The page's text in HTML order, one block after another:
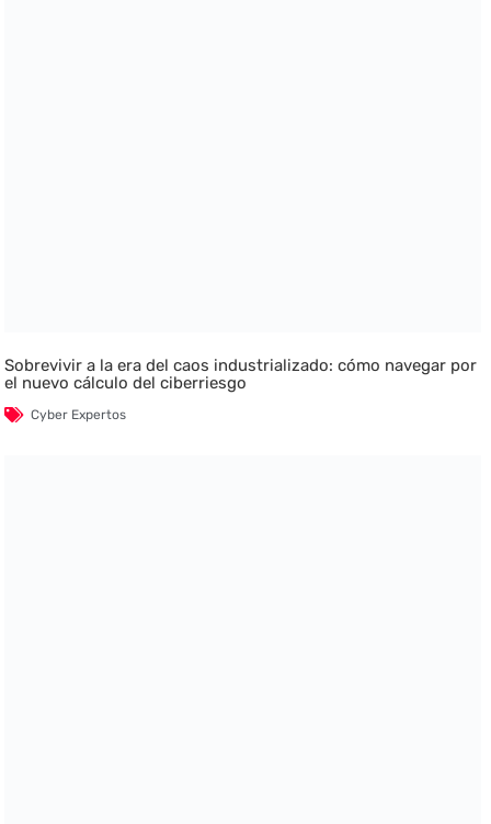
Sobrevivir a la era del caos industrializado: cómo navegar por
el nuevo cálculo del ciberriesgo
Cyber Expertos